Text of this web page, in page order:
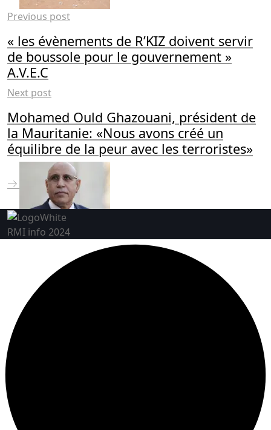
Previous post
« les évènements de R’KIZ doivent servir
de boussole pour le gouvernement »
A.V.E.C
Next post
Mohamed Ould Ghazouani, président de
la Mauritanie: «Nous avons créé un
équilibre de la peur avec les terroristes»
RMI info 2024